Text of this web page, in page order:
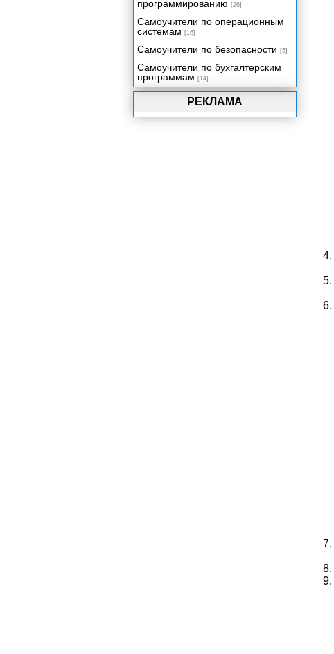
РЕКЛАМА
программированию [26]
Самоучители по операционным
системам [16]
Самоучители по безопасности [5]
Самоучители по бухгалтерским
программам [14]